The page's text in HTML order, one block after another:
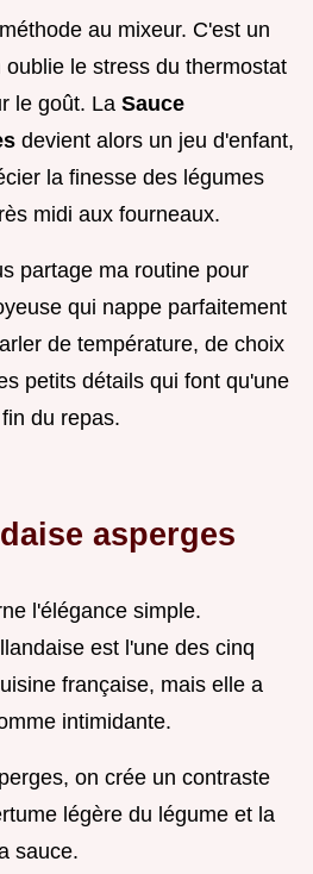
au mixeur. C'est un
le stress du thermostat
le goût. La Sauce
devient alors un jeu d'enfant,
la finesse des légumes
midi aux fourneaux.
partage ma routine pour
qui nappe parfaitement
de température, de choix
petits détails qui font qu'une
du repas.
asperges
l'élégance simple.
est l'une des cinq
française, mais elle a
intimidante.
on crée un contraste
légère du légume et la
sauce.